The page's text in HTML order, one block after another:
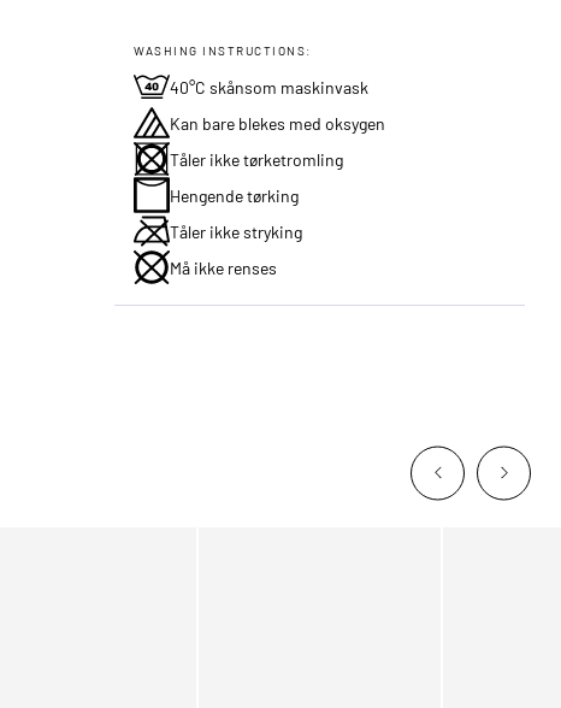
WASHING INSTRUCTIONS:
40°C skånsom maskinvask
Kan bare blekes med oksygen
Tåler ikke tørketromling
Hengende tørking
Tåler ikke stryking
Må ikke renses